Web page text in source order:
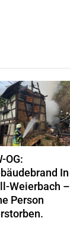
OG:
In
Weierbach –
Person